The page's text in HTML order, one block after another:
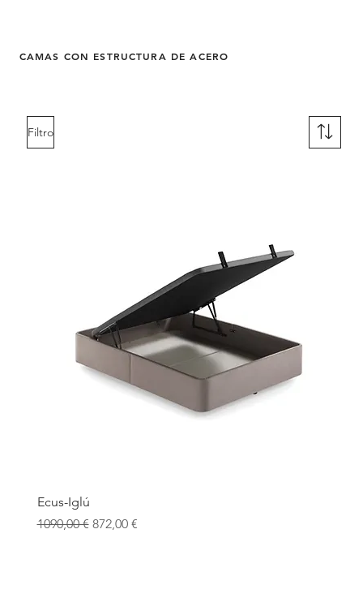
Filtro
Ecus-Iglú
Precio
1090,00 € Precio de oferta
872,00 €
CAMAS CON ESTRUCTURA DE ACERO